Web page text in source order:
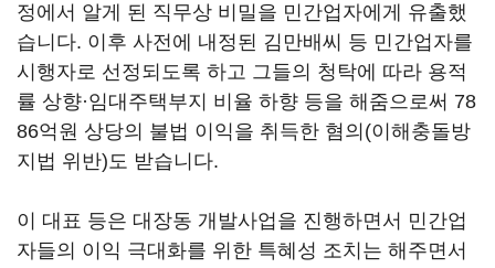
정에서 알게 된 직무상 비밀을 민간업자에게 유출했
습니다. 이후 사전에 내정된 김만배씨 등 민간업자를
시행자로 선정되도록 하고 그들의 청탁에 따라 용적
률 상향·임대주택부지 비율 하향 등을 해줌으로써 78
86억원 상당의 불법 이익을 취득한 혐의(이해충돌방
지법 위반)도 받습니다.
이 대표 등은 대장동 개발사업을 진행하면서 민간업
자들의 이익 극대화를 위한 특혜성 조치는 해주면서